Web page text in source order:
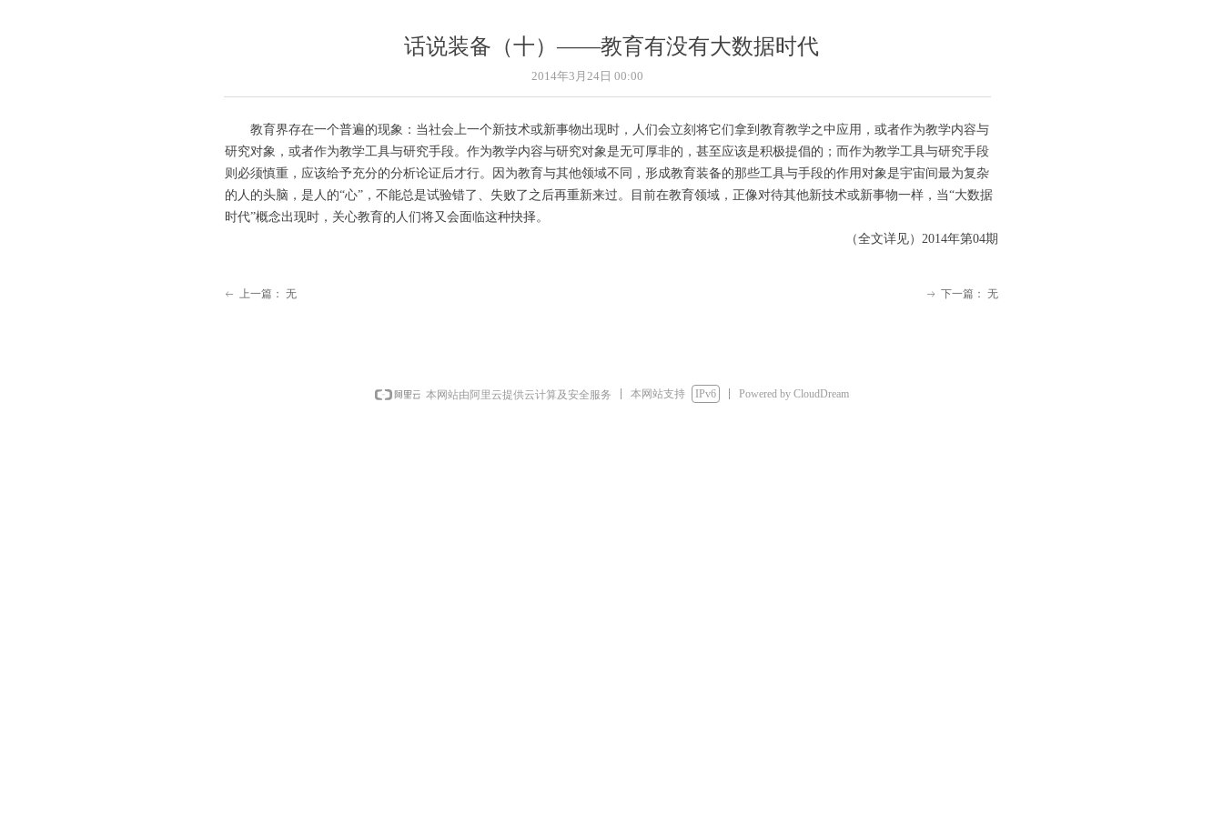
话说装备（十）——教育有没有大数据时代
教育界存在一个普遍的现象：当社会上一个新技术或新事物出现时，人们会立刻将它们拿到教育教学之中应用，或者作为教学内容与
研究对象，或者作为教学工具与研究手段。作为教学内容与研究对象是无可厚非的，甚至应该是积极提倡的；而作为教学工具与研究手段
则必须慎重，应该给予充分的分析论证后才行。因为教育与其他领域不同，形成教育装备的那些工具与手段的作用对象是宇宙间最为复杂
的人的头脑，是人的“心”，不能总是试验错了、失败了之后再重新来过。目前在教育领域，正像对待其他新技术或新事物一样，当“大数据
时代”概念出现时，关心教育的人们将又会面临这种抉择。
（全文详见）2014年第04期
2014年3月24日 00:00
ꂃ 上一篇： 无 ꁹ 下一篇： 无
本网站由阿里云提供云计算及安全服务 本网站支持 IPv6 Powered by CloudDream